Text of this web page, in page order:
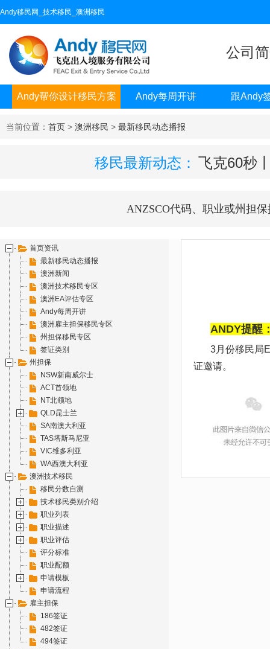
Andy移民网_技术移民_澳洲移民
公司
Andy帮你设计移民方案 Andy每周开讲 跟Andy
当前位置： 首页 > 澳洲移民 > 最新移民动态播报
移民最新动态： 飞克60秒
ANZSCO代码、职业或州担保
首页资讯
最新移民动态播报
澳洲新闻
澳洲技术移民专区
澳洲EA评估专区
Andy每周开讲
澳洲雇主担保移民专区
州担保移民专区
签证类别
州担保
NSW新南威尔士
ACT首领地
NT北领地
QLD昆士兰
SA南澳大利亚
TAS塔斯马尼亚
VIC维多利亚
WA西澳大利亚
澳洲技术移民
移民分数自测
技术移民类别介绍
职业列表
职业描述
职业评估
评分标准
职业配额
申请模板
申请流程
雇主担保
186签证
482签证
494签证
ANDY提醒
3月 份移民局
证邀请。